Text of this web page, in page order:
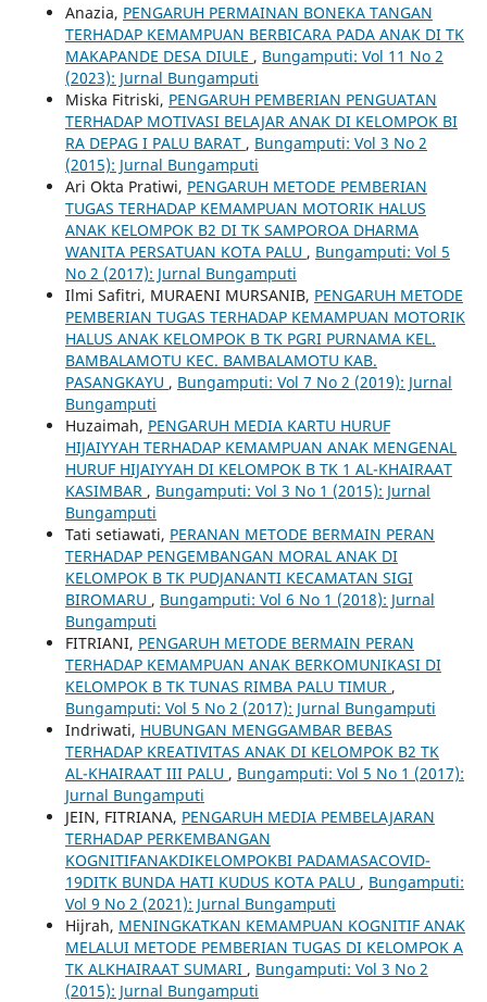
Anazia, PENGARUH PERMAINAN BONEKA TANGAN
TERHADAP KEMAMPUAN BERBICARA PADA ANAK DI TK
MAKAPANDE DESA DIULE , Bungamputi: Vol 11 No 2
(2023): Jurnal Bungamputi
Miska Fitriski, PENGARUH PEMBERIAN PENGUATAN
TERHADAP MOTIVASI BELAJAR ANAK DI KELOMPOK BI
RA DEPAG I PALU BARAT , Bungamputi: Vol 3 No 2
(2015): Jurnal Bungamputi
Ari Okta Pratiwi, PENGARUH METODE PEMBERIAN
TUGAS TERHADAP KEMAMPUAN MOTORIK HALUS
ANAK KELOMPOK B2 DI TK SAMPOROA DHARMA
WANITA PERSATUAN KOTA PALU , Bungamputi: Vol 5
No 2 (2017): Jurnal Bungamputi
Ilmi Safitri, MURAENI MURSANIB, PENGARUH METODE
PEMBERIAN TUGAS TERHADAP KEMAMPUAN MOTORIK
HALUS ANAK KELOMPOK B TK PGRI PURNAMA KEL.
BAMBALAMOTU KEC. BAMBALAMOTU KAB.
PASANGKAYU , Bungamputi: Vol 7 No 2 (2019): Jurnal
Bungamputi
Huzaimah, PENGARUH MEDIA KARTU HURUF
HIJAIYYAH TERHADAP KEMAMPUAN ANAK MENGENAL
HURUF HIJAIYYAH DI KELOMPOK B TK 1 AL-KHAIRAAT
KASIMBAR , Bungamputi: Vol 3 No 1 (2015): Jurnal
Bungamputi
Tati setiawati, PERANAN METODE BERMAIN PERAN
TERHADAP PENGEMBANGAN MORAL ANAK DI
KELOMPOK B TK PUDJANANTI KECAMATAN SIGI
BIROMARU , Bungamputi: Vol 6 No 1 (2018): Jurnal
Bungamputi
FITRIANI, PENGARUH METODE BERMAIN PERAN
TERHADAP KEMAMPUAN ANAK BERKOMUNIKASI DI
KELOMPOK B TK TUNAS RIMBA PALU TIMUR ,
Bungamputi: Vol 5 No 2 (2017): Jurnal Bungamputi
Indriwati, HUBUNGAN MENGGAMBAR BEBAS
TERHADAP KREATIVITAS ANAK DI KELOMPOK B2 TK
AL-KHAIRAAT III PALU , Bungamputi: Vol 5 No 1 (2017):
Jurnal Bungamputi
JEIN, FITRIANA, PENGARUH MEDIA PEMBELAJARAN
TERHADAP PERKEMBANGAN
KOGNITIFANAKDIKELOMPOKBI PADAMASACOVID-
19DITK BUNDA HATI KUDUS KOTA PALU , Bungamputi:
Vol 9 No 2 (2021): Jurnal Bungamputi
Hijrah, MENINGKATKAN KEMAMPUAN KOGNITIF ANAK
MELALUI METODE PEMBERIAN TUGAS DI KELOMPOK A
TK ALKHAIRAAT SUMARI , Bungamputi: Vol 3 No 2
(2015): Jurnal Bungamputi